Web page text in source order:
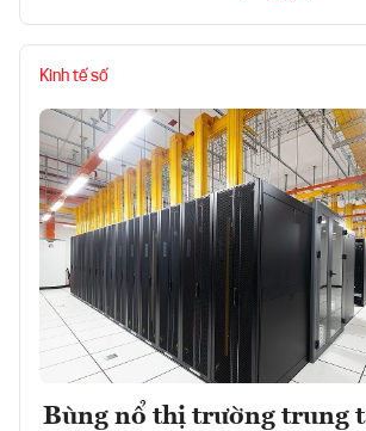
Kinh tế số
Bùng nổ thị trường trung